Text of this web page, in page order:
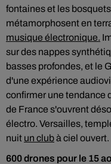
fontaines et les
métamorphosent en
musique électronique.
sur des nappes
basses profondes, et le
d'une expérience
confirmer une tendance
de France s'ouvrent
électro. Versailles,
nuit un clubà ciel ouvert.
600 drones pour le 15